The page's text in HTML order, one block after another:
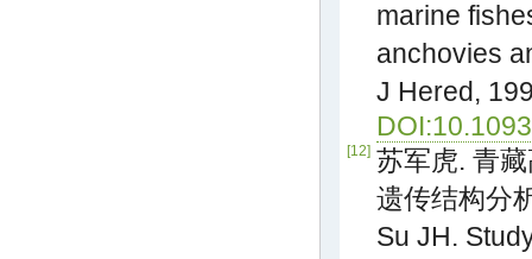
marine
anchovies
J Hered,
[12] 苏军虎. 青
遗传结构分
Su JH.